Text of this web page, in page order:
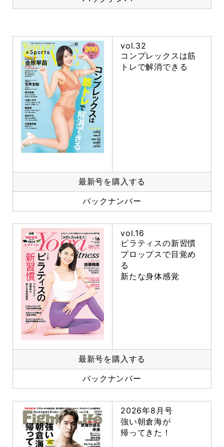
vol.32
コンプレックスは筋
トレで解消できる
最新号を購入する
バックナンバー
vol.16
ピラティスの新習慣
プロップスで目覚め
る
新たな身体感覚
最新号を購入する
バックナンバー
2026年8月号
強い朝倉海が
帰ってきた！